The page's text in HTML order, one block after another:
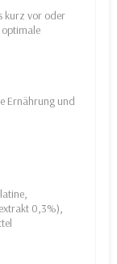
kurz vor oder
Ernährung und
0,3%),